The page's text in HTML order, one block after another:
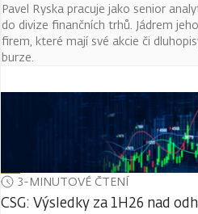
Pavel Ryska pracuje jako senior
do divize finančních trhů. Jádrem
firem, které mají své akcie či
burze.
3-MINUTOVÉ ČTENÍ
CSG: Výsledky za 1H26 nad